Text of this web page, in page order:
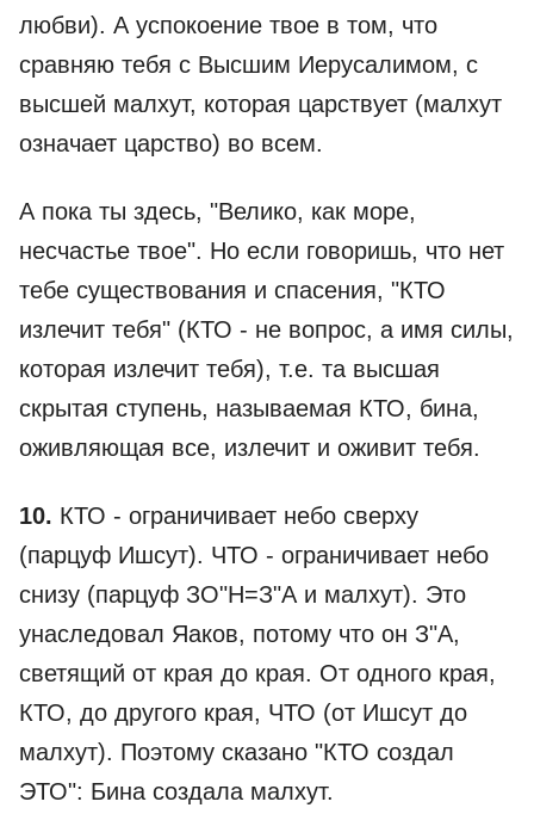
любви). А успокоение твое в том, что
сравняю тебя с Высшим Иерусалимом, с
высшей малхут, которая царствует (малхут
означает царство) во всем.
А пока ты здесь, "Велико, как море,
несчастье твое". Но если говоришь, что нет
тебе существования и спасения, "КТО
излечит тебя" (КТО - не вопрос, а имя силы,
которая излечит тебя), т.е. та высшая
скрытая ступень, называемая КТО, бина,
оживляющая все, излечит и оживит тебя.
10. КТО - ограничивает небо сверху
(парцуф Ишсут). ЧТО - ограничивает небо
снизу (парцуф ЗО"Н=З"А и малхут). Это
унаследовал Яаков, потому что он З"А,
светящий от края до края. От одного края,
КТО, до другого края, ЧТО (от Ишсут до
малхут). Поэтому сказано "КТО создал
ЭТО": Бина создала малхут.